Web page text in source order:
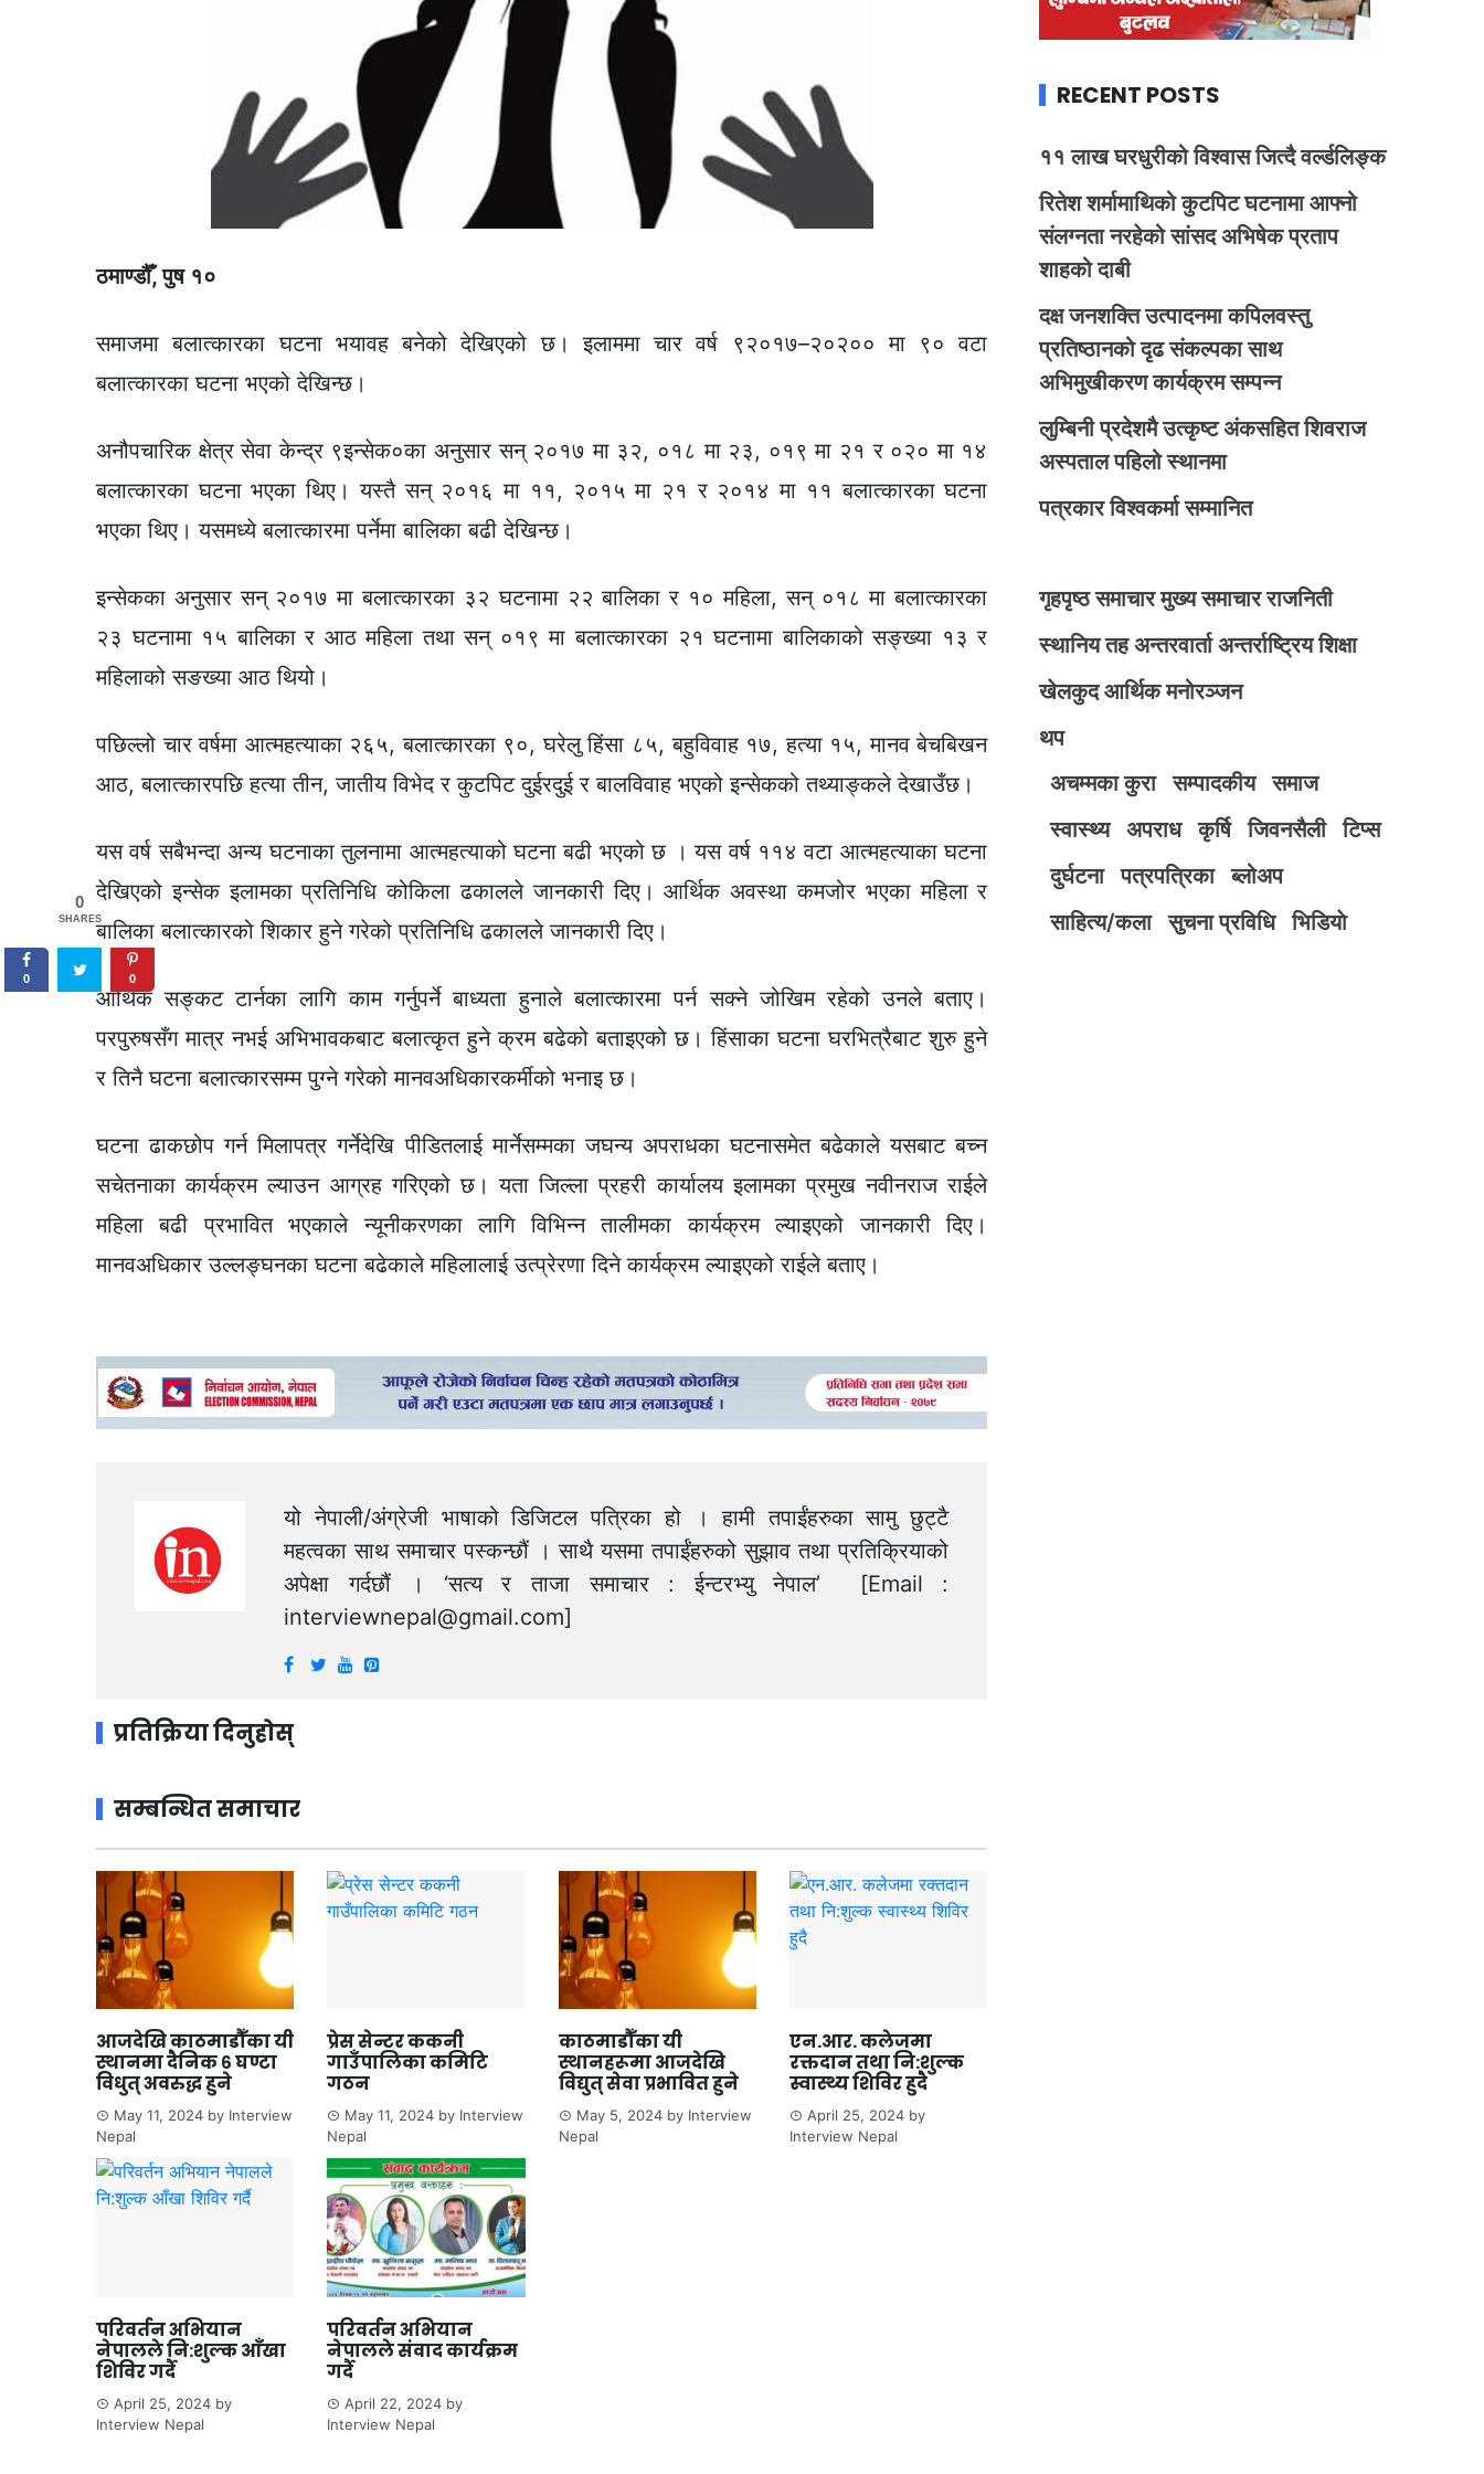
ठमाण्डौँ, पुष १०
समाजमा बलात्कारका घटना भयावह बनेको देखिएको छ। इलाममा चार वर्ष ९२०१७–२०२०० मा ९० वटा
बलात्कारका घटना भएको देखिन्छ।
अनौपचारिक क्षेत्र सेवा केन्द्र ९इन्सेक०का अनुसार सन् २०१७ मा ३२, ०१८ मा २३, ०१९ मा २१ र ०२० मा १४
बलात्कारका घटना भएका थिए। यस्तै सन् २०१६ मा ११, २०१५ मा २१ र २०१४ मा ११ बलात्कारका घटना
भएका थिए। यसमध्ये बलात्कारमा पर्नेमा बालिका बढी देखिन्छ।
इन्सेकका अनुसार सन् २०१७ मा बलात्कारका ३२ घटनामा २२ बालिका र १० महिला, सन् ०१८ मा बलात्कारका
२३ घटनामा १५ बालिका र आठ महिला तथा सन् ०१९ मा बलात्कारका २१ घटनामा बालिकाको सङ्ख्या १३ र
महिलाको सङख्या आठ थियो।
पछिल्लो चार वर्षमा आत्महत्याका २६५, बलात्कारका ९०, घरेलु हिंसा ८५, बहुविवाह १७, हत्या १५, मानव बेचबिखन
आठ, बलात्कारपछि हत्या तीन, जातीय विभेद र कुटपिट दुईरदुई र बालविवाह भएको इन्सेकको तथ्याङ्कले देखाउँछ।
यस वर्ष सबैभन्दा अन्य घटनाका तुलनामा आत्महत्याको घटना बढी भएको छ । यस वर्ष ११४ वटा आत्महत्याका घटना
देखिएको इन्सेक इलामका प्रतिनिधि कोकिला ढकालले जानकारी दिए। आर्थिक अवस्था कमजोर भएका महिला र
बालिका बलात्कारको शिकार हुने गरेको प्रतिनिधि ढकालले जानकारी दिए।
आर्थिक सङ्कट टार्नका लागि काम गर्नुपर्ने बाध्यता हुनाले बलात्कारमा पर्न सक्ने जोखिम रहेको उनले बताए।
परपुरुषसँग मात्र नभई अभिभावकबाट बलात्कृत हुने क्रम बढेको बताइएको छ। हिंसाका घटना घरभित्रैबाट शुरु हुने
र तिनै घटना बलात्कारसम्म पुग्ने गरेको मानवअधिकारकर्मीको भनाइ छ।
घटना ढाकछोप गर्न मिलापत्र गर्नेदेखि पीडितलाई मार्नेसम्मका जघन्य अपराधका घटनासमेत बढेकाले यसबाट बच्न
सचेतनाका कार्यक्रम ल्याउन आग्रह गरिएको छ। यता जिल्ला प्रहरी कार्यालय इलामका प्रमुख नवीनराज राईले
महिला बढी प्रभावित भएकाले न्यूनीकरणका लागि विभिन्न तालीमका कार्यक्रम ल्याइएको जानकारी दिए।
मानवअधिकार उल्लङ्घनका घटना बढेकाले महिलालाई उत्प्रेरणा दिने कार्यक्रम ल्याइएको राईले बताए।
यो नेपाली/अंग्रेजी भाषाको डिजिटल पत्रिका हो । हामी तपाईंहरुका सामु छुट्टै
महत्वका साथ समाचार पस्कन्छौं । साथै यसमा तपाईंहरुको सुझाव तथा प्रतिक्रियाको
अपेक्षा गर्दछौं । ‘सत्य र ताजा समाचार : ईन्टरभ्यु नेपाल’ [Email :
interviewnepal@gmail.com]
प्रतिक्रिया दिनुहोस्
सम्बन्धित समाचार
आजदेखि काठमाडौँका यी
स्थानमा दैनिक ६ घण्टा
विधुत् अवरुद्ध हुने
May 11, 2024 by Interview
Nepal
प्रेस सेन्टर ककनी
गाउँपालिका कमिटि
गठन
May 11, 2024 by Interview
Nepal
काठमाडौँका यी
स्थानहरूमा आजदेखि
विद्युत् सेवा प्रभावित हुने
May 5, 2024by Interview
Nepal
एन.आर. कलेजमा
रक्तदान तथा नि:शुल्क
स्वास्थ्य शिविर हुदै
April 25, 2024by
Interview Nepal
परिवर्तन अभियान
नेपालले नि:शुल्क आँखा
शिविर गर्दै
April 25, 2024 by
Interview Nepal
परिवर्तन अभियान
नेपालले संवाद कार्यक्रम
गर्दै
April 22, 2024 by
Interview Nepal
RECENT POSTS
११ लाख घरधुरीको विश्वास जित्दै वर्ल्डलिङ्क
रितेश शर्मामाथिको कुटपिट घटनामा आफ्नो
संलग्नता नरहेको सांसद अभिषेक प्रताप
शाहको दाबी
दक्ष जनशक्ति उत्पादनमा कपिलवस्तु
प्रतिष्ठानको दृढ संकल्पका साथ
अभिमुखीकरण कार्यक्रम सम्पन्न
लुम्बिनी प्रदेशमै उत्कृष्ट अंकसहित शिवराज
अस्पताल पहिलो स्थानमा
पत्रकार विश्वकर्मा सम्मानित
गृहपृष्ठ समाचार मुख्य समाचार राजनिती
स्थानिय तह अन्तरवार्ता अन्तर्राष्ट्रिय शिक्षा
खेलकुद आर्थिक मनोरञ्जन
थप
अचम्मका कुरा
सम्पादकीय
समाज
स्वास्थ्य
अपराध कृर्षि जिवनसैली
टिप्स
दुर्घटना
पत्रपत्रिका
ब्लोअप
साहित्य/कला
सुचना प्रविधि भिडियाे
0
SHARES
0 0